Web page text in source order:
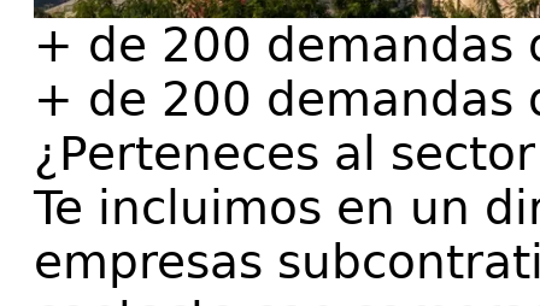
+ de 200 demandas
+ de 200 demandas
¿Perteneces al
Te incluimos en un
empresas